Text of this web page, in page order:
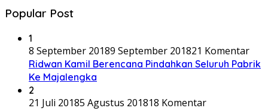
Popular Post
1
8 September 20189 September 201821 Komentar
Ridwan Kamil Berencana Pindahkan Seluruh Pabrik
Ke Majalengka
2
21 Juli 20185 Agustus 201818 Komentar